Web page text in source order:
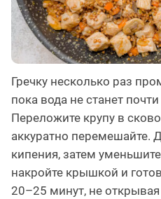
Гречку несколько раз
пока вода не станет
Переложите крупу в
аккуратно перемешайте.
кипения, затем
накройте крышкой и
20–25 минут, не